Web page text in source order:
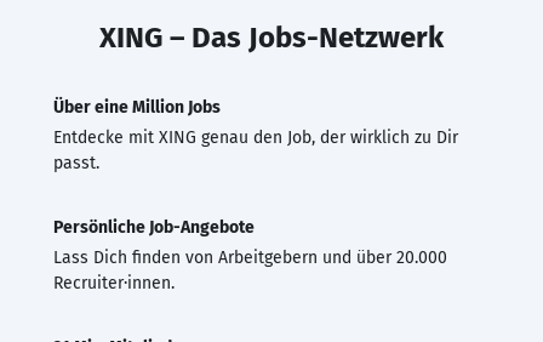
XING – Das Jobs-Netzwerk
Über eine Million Jobs
Entdecke mit XING genau den Job, der wirklich zu Dir
passt.
Persönliche Job-Angebote
Lass Dich finden von Arbeitgebern und über 20.000
Recruiter·innen.